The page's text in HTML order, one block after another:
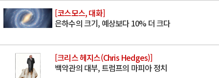
[코스모스, 대화]
은하수의 크기, 예상보다 10% 더 크다
[크리스 헤지스(Chris Hedges)]
백악관의 대부, 트럼프의 마피아 정치